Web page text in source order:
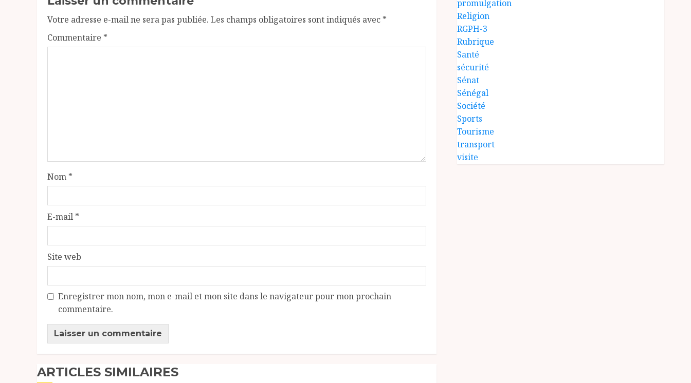
Votre adresse e-mail ne sera pas publiée. Les champs obligatoires sont indiqués avec *
Commentaire *
Nom *
E-mail *
Site web
Enregistrer mon nom, mon e-mail et mon site dans le navigateur pour mon prochain
commentaire.
ARTICLES SIMILAIRES
promulgation
Religion
RGPH-3
Rubrique
Santé
sécurité
Sénat
Sénégal
Société
Sports
Tourisme
transport
visite